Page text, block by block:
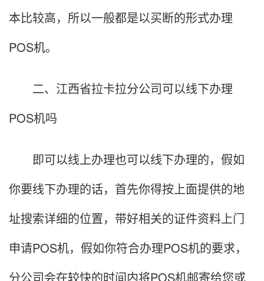
本比较高，所以一般都是以买断的形式办理
POS机。
二、江西省拉卡拉分公司可以线下办理
POS机吗
即可以线上办理也可以线下办理的，假如
你要线下办理的话，首先你得按上面提供的地
址搜索详细的位置，带好相关的证件资料上门
申请POS机，假如你符合办理POS机的要求，
分公司会在较快的时间内将POS机邮寄给您或